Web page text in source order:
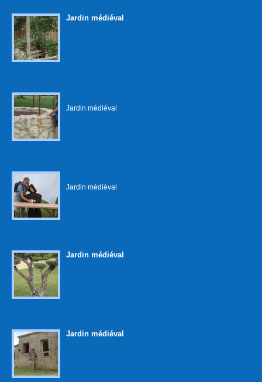
Jardin médiéval
Jardin médiéval
Jardin médiéval
Jardin médiéval
Jardin médiéval